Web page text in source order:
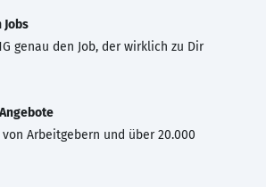
genau den Job, der wirklich zu Dir
Arbeitgebern und über 20.000